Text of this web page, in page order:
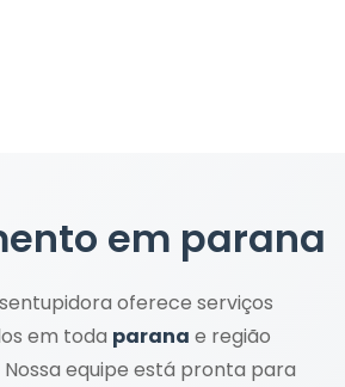
em parana
oferece serviços
em toda parana e região
equipe está pronta para